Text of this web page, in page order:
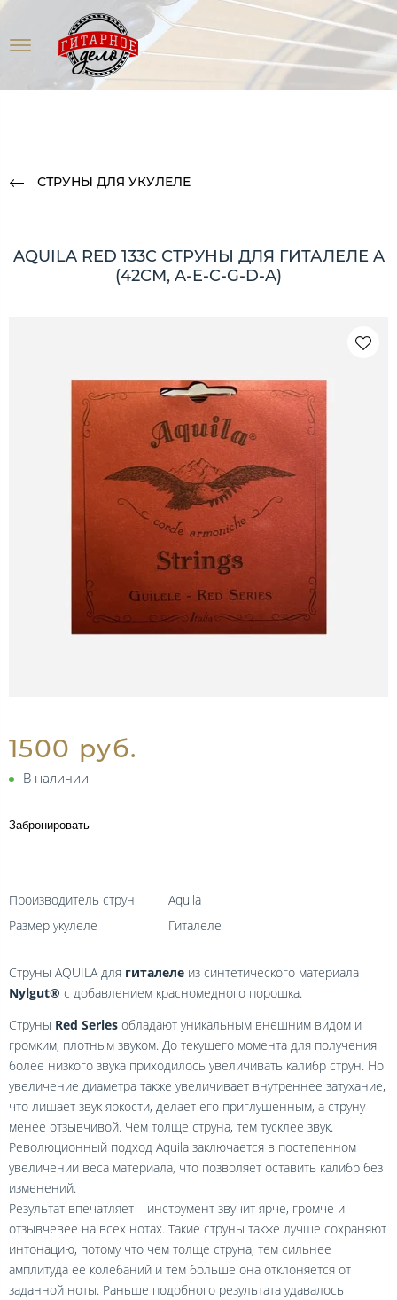
СТРУНЫ ДЛЯ УКУЛЕЛЕ
AQUILA RED 133C СТРУНЫ ДЛЯ ГИТАЛЕЛЕ A
(42СМ, A-E-C-G-D-A)
1500 руб.
В наличии
Забронировать
Производитель струн
Aquila
Размер укулеле
Гиталеле
Струны AQUILA для гиталеле из синтетического материала
Nylgut® с добавлением красномедного порошка.
Струны Red Series обладают уникальным внешним видом и
громким, плотным звуком. До текущего момента для получения
более низкого звука приходилось увеличивать калибр струн. Но
увеличение диаметра также увеличивает внутреннее затухание,
что лишает звук яркости, делает его приглушенным, а струну
менее отзывчивой. Чем толще струна, тем тусклее звук.
Революционный подход Aquila заключается в постепенном
увеличении веса материала, что позволяет оставить калибр без
изменений.
Результат впечатляет – инструмент звучит ярче, громче и
отзывчевее на всех нотах. Такие струны также лучше сохраняют
интонацию, потому что чем толще струна, тем сильнее
амплитуда ее колебаний и тем больше она отклоняется от
заданной ноты. Раньше подобного результата удавалось